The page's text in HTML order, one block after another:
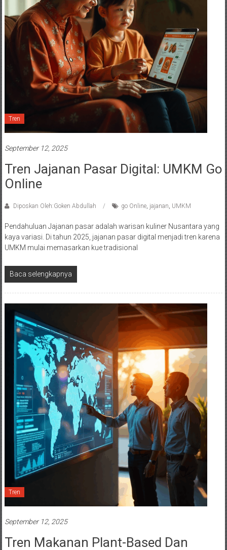
Tren
September 12, 2025
Tren Jajanan Pasar Digital: UMKM Go
Online
Diposkan Oleh:Goken Abdullah go Online, jajanan, UMKM
Pendahuluan Jajanan pasar adalah warisan kuliner Nusantara yang
kaya variasi. Di tahun 2025, jajanan pasar digital menjadi tren karena
UMKM mulai memasarkan kue tradisional
Baca selengkapnya
Tren
September 12, 2025
Tren Makanan Plant-Based Dan